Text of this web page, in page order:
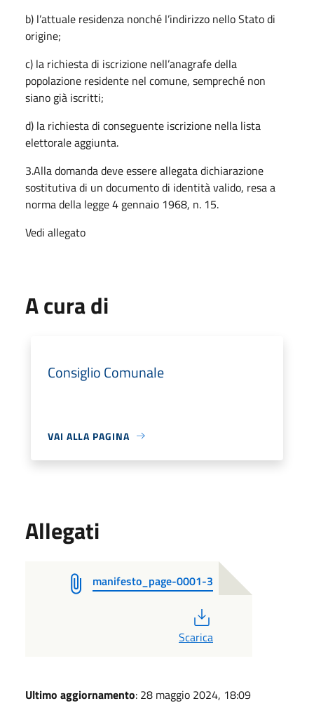
b) l’attuale residenza nonché l’indirizzo nello Stato di
origine;
c) la richiesta di iscrizione nell’anagrafe della
popolazione residente nel comune, sempreché non
siano già iscritti;
d) la richiesta di conseguente iscrizione nella lista
elettorale aggiunta.
3.Alla domanda deve essere allegata dichiarazione
sostitutiva di un documento di identità valido, resa a
norma della legge 4 gennaio 1968, n. 15.
Vedi allegato
A cura di
Consiglio Comunale
VAI ALLA PAGINA
Allegati
manifesto_page-0001-3
Scarica
Ultimo aggiornamento: 28 maggio 2024, 18:09